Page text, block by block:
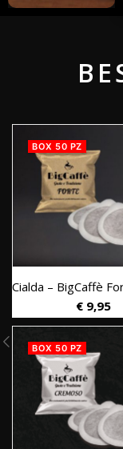
BOX 50 PZ
€ 9,95
BOX 50 PZ